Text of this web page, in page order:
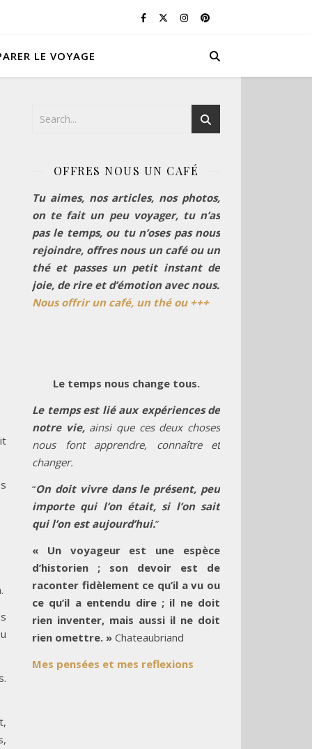
LE VOYAGE
OFFRES NOUS UN CAFÉ
Tu aimes, nos articles, nos photos,
on te fait un peu voyager, tu n’as
pas le temps, ou tu n’oses pas nous
rejoindre, offres nous un café ou un
thé et passes un petit instant de
joie, de rire et d’émotion avec nous.
Nous offrir un café, un thé ou +++
Le temps nous change tous.
Le temps est lié aux expériences de
notre vie, ainsi que ces deux choses
nous font apprendre, connaître et
changer.
“On doit vivre dans le présent, peu
importe qui l’on était, si l’on sait
qui l’on est aujourd’hui.”
« Un voyageur est une espèce
d’historien ; son devoir est de
raconter fidèlement ce qu’il a vu ou
ce qu’il a entendu dire ; il ne doit
rien inventer, mais aussi il ne doit
rien omettre. » Chateaubriand
Mes pensées et mes reflexions